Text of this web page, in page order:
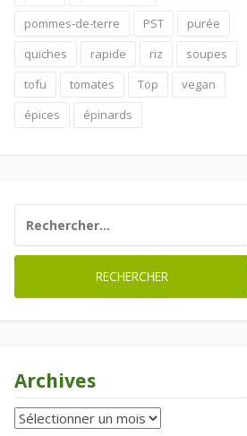
pommes-de-terre
PST
purée
quiches
rapide riz
soupes
tofu
tomates Top
vegan
épices
épinards
Archives
Archives